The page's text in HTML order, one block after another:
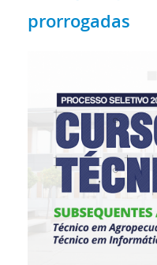
prorrogadas